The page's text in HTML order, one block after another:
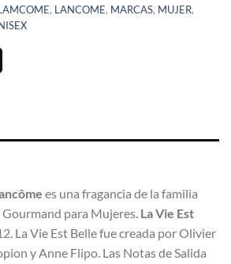
, LANCOME, MARCAS, MUJER,
es una fragancia de la familia
para Mujeres. La Vie Est
La Vie Est Belle fue creada por Olivier
y Anne Flipo. Las Notas de Salida